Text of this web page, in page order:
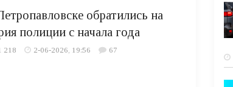
обратились на
полиции с начала года
218 2-06-2026, 19:56 67